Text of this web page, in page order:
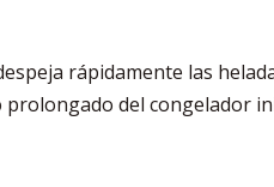
rápidamente las
del congelador